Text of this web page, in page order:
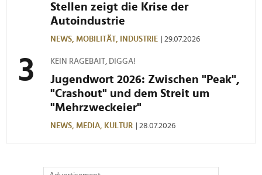
Stellen zeigt die Krise der
Autoindustrie
NEWS, MOBILITÄT, INDUSTRIE | 29.07.2026
KEIN RAGEBAIT, DIGGA!
Jugendwort 2026: Zwischen "Peak",
"Crashout" und dem Streit um
"Mehrzweckeier"
NEWS, MEDIA, KULTUR | 28.07.2026